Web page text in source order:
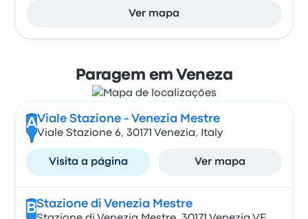
Ver mapa
Paragem em Veneza
AViale Stazione - Venezia Mestre
Viale Stazione 6, 30171 Venezia, Italy
Visita a página Ver mapa
BStazione di Venezia Mestre